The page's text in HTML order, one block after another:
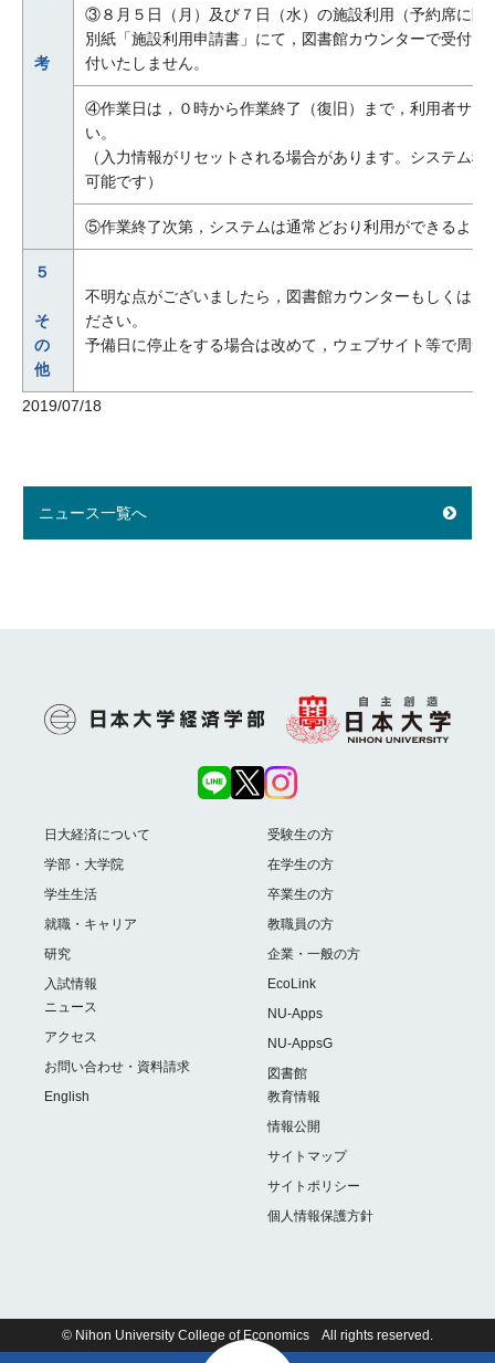
考
③８月５日（月）及び７日（水）の施設利用（予約席に限
別紙「施設利用申請書」にて，図書館カウンターで受付
付いたしません。
④作業日は，０時から作業終了（復旧）まで，利用者サー
い。
（入力情報がリセットされる場合があります。システム
可能です）
⑤作業終了次第，システムは通常どおり利用ができるよう
５
そ
の
他
不明な点がございましたら，図書館カウンターもしくは図
ださい。
予備日に停止をする場合は改めて，ウェブサイト等で周知
2019/07/18
ニュース一覧へ
日大経済について
学部・大学院
学生生活
就職・キャリア
研究
入試情報
ニュース
アクセス
お問い合わせ・資料請求
English
受験生の方
在学生の方
卒業生の方
教職員の方
企業・一般の方
EcoLink
NU-Apps
NU-AppsG
図書館
教育情報
情報公開
サイトマップ
サイトポリシー
個人情報保護方針
© Nihon University College of Economics All rights reserved.